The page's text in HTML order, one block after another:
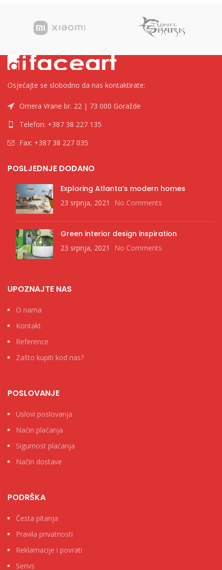
Vizit karte dorađujemo
tvrdom, mat i sjajnom
UV lakom i zlatotiskom.
Osjećajte se slobodno da nas kontaktirate:
Omera Vrane br. 22 | 73 000 Goražde
Telefon: +387 38 227 135
Fax: +387 38 227 035
POSLJEDNJE DODANO
Exploring Atlanta’s modern homes
23 srpnja, 2021 No Comments
Green interior design inspiration
23 srpnja, 2021 No Comments
UPOZNAJTE NAS
O nama
Kontakt
Reference
Zašto kupiti kod nas?
POSLOVANJE
Uslovi poslovanja
Naćin plaćanja
Sigurnost plaćanja
Način dostave
PODRŠKA
Česta pitanja
Pravila privatnosti
Reklamacije i povrati
Serivs